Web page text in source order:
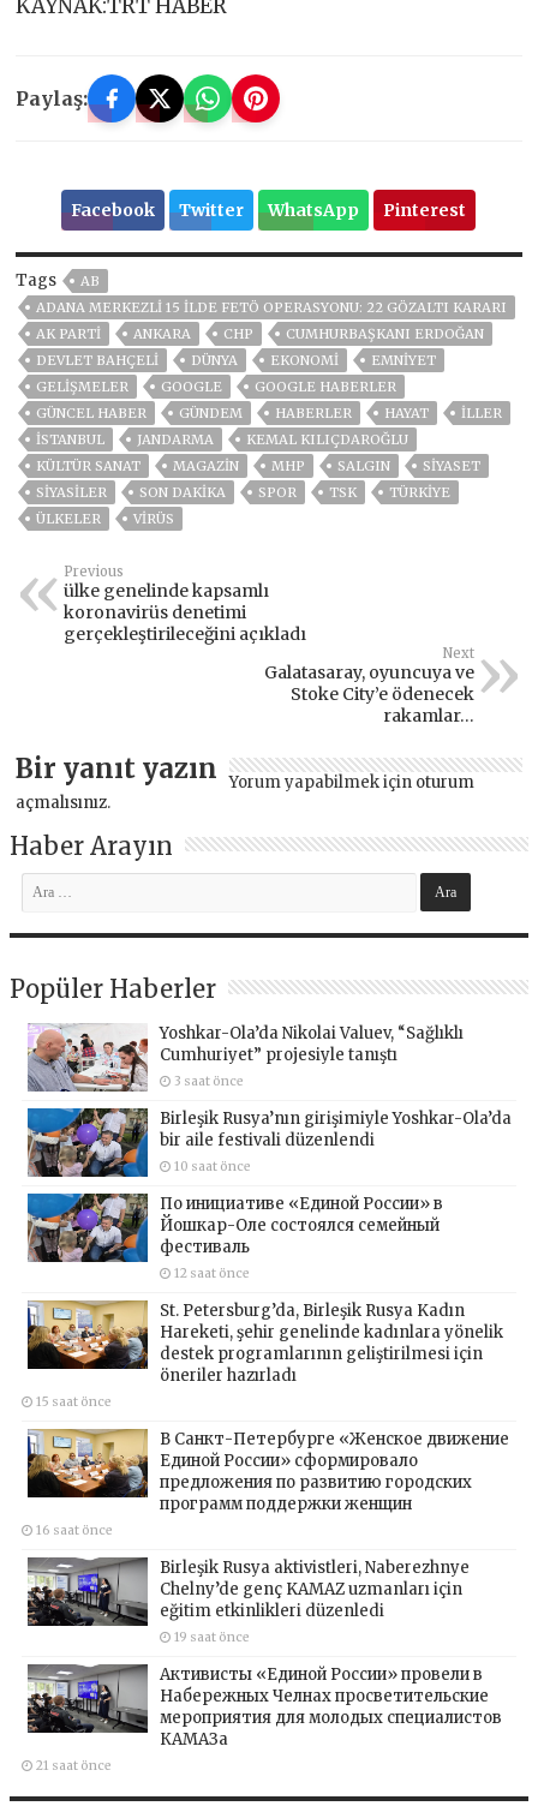
KAYNAK:TRT HABER
Paylaş:
Facebook Twitter WhatsApp Pinterest
Tags
AB
ADANA MERKEZLI 15 ILDE FETÖ OPERASYONU: 22 GÖZALTI KARARI
AK PARTİ
ANKARA CHP
CUMHURBAŞKANI ERDOĞAN
DEVLET BAHÇELİ
DÜNYA EKONOMİ
EMNİYET
GELIŞMELER
GOOGLE
GOOGLE HABERLER
GÜNCEL HABER
GÜNDEM HABERLER HAYAT
İLLER
ISTANBUL
JANDARMA
KEMAL KILIÇDAROĞLU
KÜLTÜR SANAT
MAGAZİN MHP SALGIN
SİYASET
SİYASİLER
SON DAKIKA SPOR TSK
TÜRKİYE
ÜLKELER
VIRÜS
Previous
ülke genelinde kapsamlı
koronavirüs denetimi
gerçekleştirileceğini açıkladı
Next
Galatasaray, oyuncuya ve
Stoke City’e ödenecek
rakamlar…
Bir yanıt yazın Yorum yapabilmek için oturum
açmalısınız.
Haber Arayın
Popüler Haberler
Yoshkar-Ola’da Nikolai Valuev, “Sağlıklı
Cumhuriyet” projesiyle tanıştı
3 saat önce
Birleşik Rusya’nın girişimiyle Yoshkar-Ola’da
bir aile festivali düzenlendi
10 saat önce
По инициативе «Единой России» в
Йошкар-Оле состоялся семейный
фестиваль
12 saat önce
St. Petersburg’da, Birleşik Rusya Kadın
Hareketi, şehir genelinde kadınlara yönelik
destek programlarının geliştirilmesi için
öneriler hazırladı
15 saat önce
В Санкт-Петербурге «Женское движение
Единой России» сформировало
предложения по развитию городских
программ поддержки женщин
16 saat önce
Birleşik Rusya aktivistleri, Naberezhnye
Chelny’de genç KAMAZ uzmanları için
eğitim etkinlikleri düzenledi
19 saat önce
Активисты «Единой России» провели в
Набережных Челнах просветительские
мероприятия для молодых специалистов
КАМАЗа
21 saat önce